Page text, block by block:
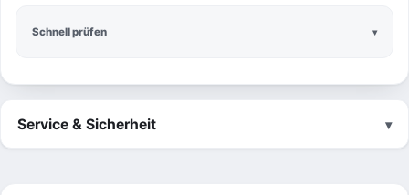
Schnell prüfen
Service & Sicherheit